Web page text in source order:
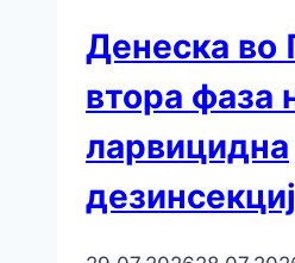
Денеска во
втора фаза
ларвицидна